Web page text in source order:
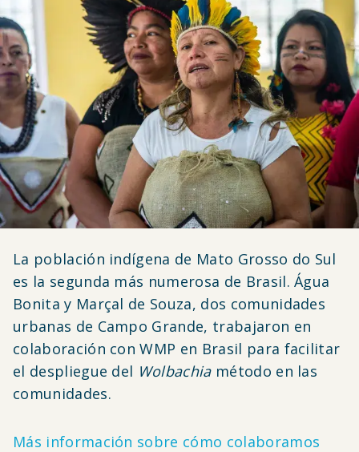
La población indígena de Mato Grosso do Sul
es la segunda más numerosa de Brasil. Água
Bonita y Marçal de Souza, dos comunidades
urbanas de Campo Grande, trabajaron en
colaboración con WMP en Brasil para facilitar
el despliegue del Wolbachiamétodo en las
comunidades.
Más información sobre cómo colaboramos